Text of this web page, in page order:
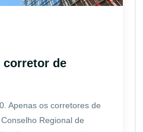
corretor de
Apenas os corretores de
Regional de